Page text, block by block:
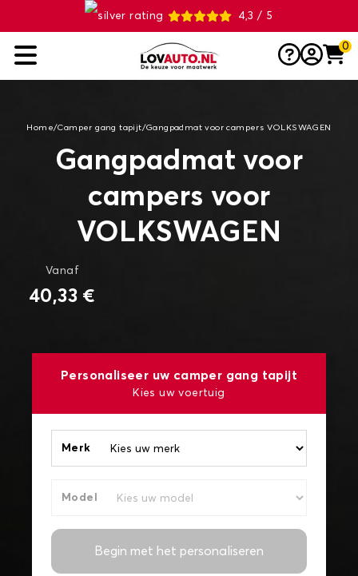
4,3 / 5
0
Home/Camper gang tapijt/Gangpadmat voor campers VOLKSWAGEN
Gangpadmat voor
campers voor
VOLKSWAGEN
Vanaf
40,33 €
Personaliseer uw camper gang tapijt
Kies uw voertuig
Merk
Model
Begin met het personaliseren